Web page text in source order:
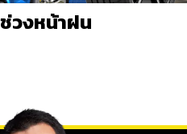
วงหน้าฝน